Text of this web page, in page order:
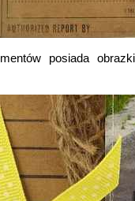
posiada